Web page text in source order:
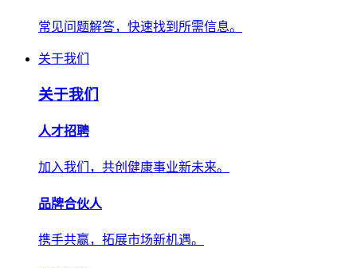
常见问题解答，快速找到所需信息。
关于我们
关于我们
人才招聘
加入我们，共创健康事业新未来。
品牌合伙人
携手共赢，拓展市场新机遇。